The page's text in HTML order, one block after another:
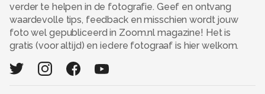
verder te helpen in de fotografie. Geef en ontvang
waardevolle tips, feedback en misschien wordt jouw
foto wel gepubliceerd in Zoom.nl magazine! Het is
gratis (voor altijd) en iedere fotograaf is hier welkom.